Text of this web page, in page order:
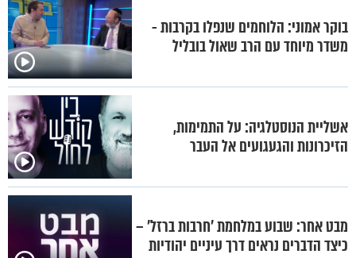
בוקר אמוני: הלוחמים שנפלו בקרבות -
משדר מיוחד עם הרב שאול בובליל
אשליית הנוסטלגיה: על התמימות,
הזיכרונות והגעגועים אל העבר
מבט אחר: שבוע במלחמת 'חרבות ברזל' –
כיצד הדברים נראים דרך עיניים יהודיות